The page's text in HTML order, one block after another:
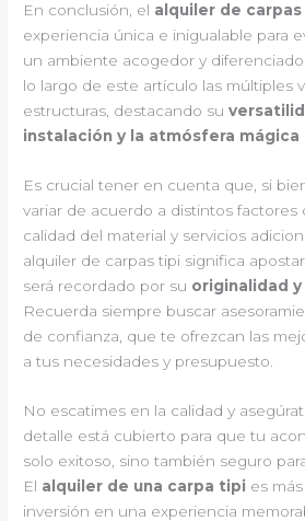
En conclusión, el alquiler de
experiencia única e inigualable para
un ambiente acogedor y
lo largo de este artículo las múltiples
estructuras, destacando su
instalación y la atmósfera mágica
Es crucial tener en cuenta que, si
variar de acuerdo a distintos factores
calidad del material y servicios
alquiler de carpas tipi significa
será recordado por su originalidad
Recuerda siempre buscar
de confianza, que te ofrezcan las
a tus necesidades y presupuesto.
No escatimes en la calidad y
detalle está cubierto para que tu
solo exitoso, sino también seguro
El alquiler de una carpa tipi es
inversión en una experiencia